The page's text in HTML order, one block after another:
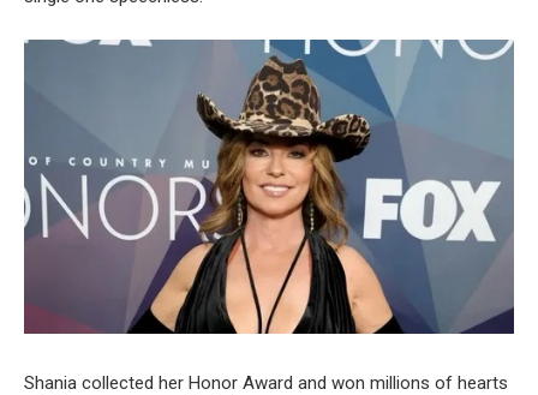
Shania collected her Honor Award and won millions of hearts